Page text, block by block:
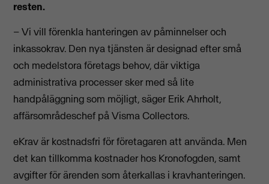
resten.
– Vi vill förenkla hanteringen av påminnelser och
inkassokrav. Den nya tjänsten är designad efter små
och medelstora företags behov, där viktiga
administrativa processer sker med så lite
handpåläggning som möjligt, säger Erik Ahrholt,
affärsområdeschef på Visma Collectors.
eKrav är kostnadsfri för företagaren att använda. Men
det kan tillkomma kostnader hos Kronofogden, samt
avgifter för ärenden som återkallas i kravhanteringen.